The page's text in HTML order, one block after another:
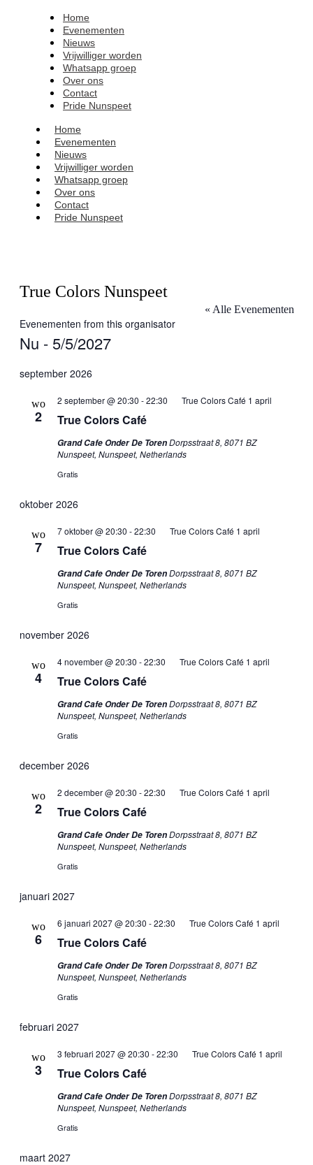
Home
Evenementen
Nieuws
Vrijwilliger worden
Whatsapp groep
Over ons
Contact
Pride Nunspeet
Home
Evenementen
Nieuws
Vrijwilliger worden
Whatsapp groep
Over ons
Contact
Pride Nunspeet
True Colors Nunspeet
« Alle Evenementen
Evenementen from this organisator
Nu - 5/5/2027
een
september 2026
wo
2 True Colors Café
2 september @ 20:30 -22:30 True Colors Café 1 april
Grand Cafe Onder De TorenDorpsstraat 8, 8071 BZ
Nunspeet, Nunspeet, Netherlands
Gratis
oktober 2026
wo
7 True Colors Café
7 oktober @ 20:30 -22:30 True Colors Café 1 april
Grand Cafe Onder De TorenDorpsstraat 8, 8071 BZ
Nunspeet, Nunspeet, Netherlands
Gratis
november 2026
wo
4 True Colors Café
4 november @ 20:30 -22:30 True Colors Café 1 april
Grand Cafe Onder De TorenDorpsstraat 8, 8071 BZ
Nunspeet, Nunspeet, Netherlands
Gratis
december 2026
wo
2 True Colors Café
2 december @ 20:30 -22:30 True Colors Café 1 april
Grand Cafe Onder De TorenDorpsstraat 8, 8071 BZ
Nunspeet, Nunspeet, Netherlands
Gratis
januari 2027
wo
6 True Colors Café
6 januari 2027 @ 20:30 -22:30 True Colors Café 1 april
Grand Cafe Onder De TorenDorpsstraat 8, 8071 BZ
Nunspeet, Nunspeet, Netherlands
Gratis
februari 2027
wo
3 True Colors Café
3 februari 2027 @ 20:30 -22:30 True Colors Café 1 april
Grand Cafe Onder De TorenDorpsstraat 8, 8071 BZ
Nunspeet, Nunspeet, Netherlands
Gratis
maart 2027